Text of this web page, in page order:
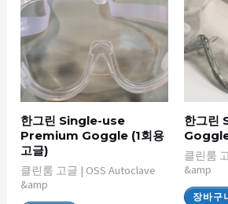
한그린 Single-use
Premium Goggle (1회용
고글)
클린룸 고글 | OSS Autoclave
&amp
한그린
클린룸
&amp
장바구